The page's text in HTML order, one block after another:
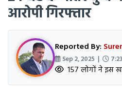
आरोपी गिरफ्तार
Reported By:
Sep 2, 2025 |
157 लोगों ने इस